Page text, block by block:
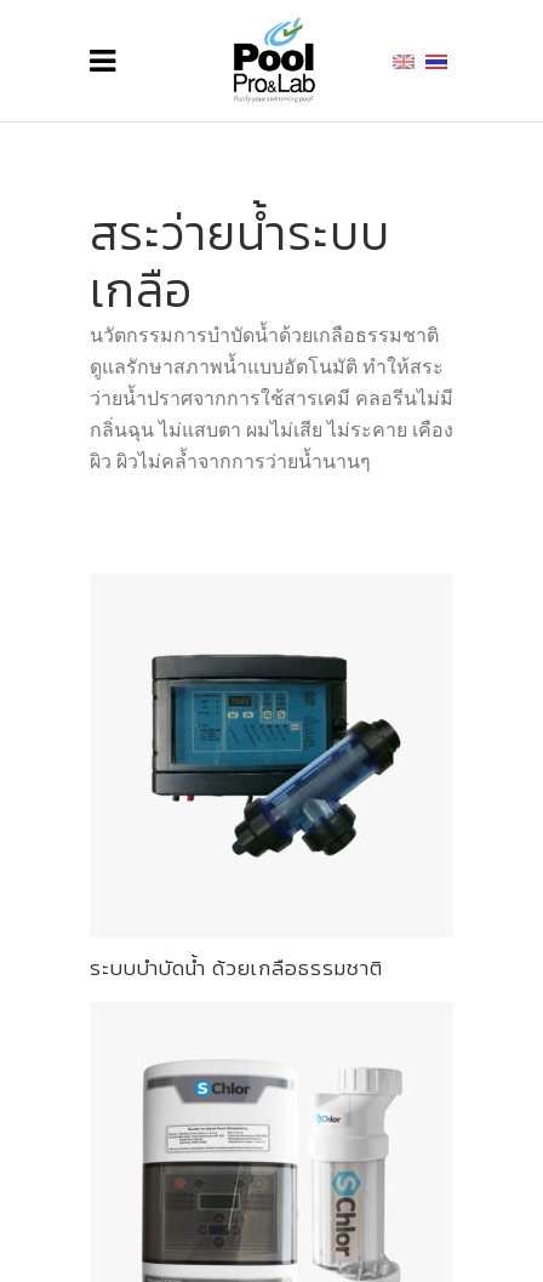
สระว่ายน้ำระบบ
เกลือ
นวัตกรรมการบำบัดน้ำด้วยเกลือธรรมชาติ
ดูแลรักษาสภาพน้ำแบบอัตโนมัติ ทำให้สระ
ว่ายน้ำปราศจากการใช้สารเคมี คลอรีนไม่มี
กลิ่นฉุน ไม่แสบตา ผมไม่เสีย ไม่ระคาย เคือง
ผิว ผิวไม่คล้ำจากการว่ายน้ำนานๆ
ระบบบำบัดน้ำ ด้วยเกลือธรรมชาติ